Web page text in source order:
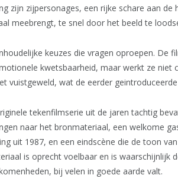
zijn zijpersonages, een rijke schare aan
meebrengt, te snel door het beeld te
keuzes die vragen oproepen. De
kwetsbaarheid, maar werkt ze
vuistgeweld, wat de eerder
tekenfilmserie uit de jaren tachtig
naar het bronmateriaal, een welkome
uit 1987, en een eindscène die de toon
is oprecht voelbaar en is waarschijnlijk
bij velen in goede aarde valt.